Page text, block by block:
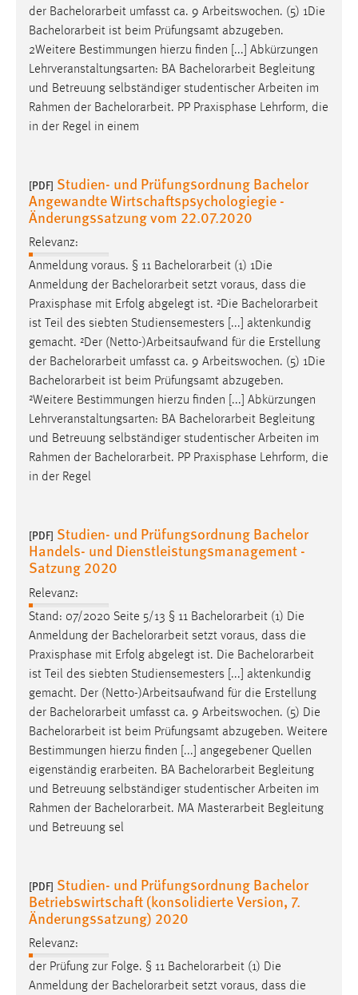
der Bachelorarbeit umfasst ca. 9 Arbeitswochen. (5) 1Die
Bachelorarbeit ist beim Prüfungsamt abzugeben.
2Weitere Bestimmungen hierzu finden [...] Abkürzungen
Lehrveranstaltungsarten: BA Bachelorarbeit Begleitung
und Betreuung selbständiger studentischer Arbeiten im
Rahmen der Bachelorarbeit. PP Praxisphase Lehrform, die
in der Regel in einem
[PDF] Studien- und Prüfungsordnung Bachelor
Angewandte Wirtschaftspsychologiegie -
Änderungssatzung vom 22.07.2020
Relevanz:
Anmeldung voraus. § 11 Bachelorarbeit (1) 1Die
Anmeldung der Bachelorarbeit setzt voraus, dass die
Praxisphase mit Erfolg abgelegt ist. ²Die Bachelorarbeit
ist Teil des siebten Studiensemesters [...] aktenkundig
gemacht. ²Der (Netto-)Arbeitsaufwand für die Erstellung
der Bachelorarbeit umfasst ca. 9 Arbeitswochen. (5) 1Die
Bachelorarbeit ist beim Prüfungsamt abzugeben.
²Weitere Bestimmungen hierzu finden [...] Abkürzungen
Lehrveranstaltungsarten: BA Bachelorarbeit Begleitung
und Betreuung selbständiger studentischer Arbeiten im
Rahmen der Bachelorarbeit. PP Praxisphase Lehrform, die
in der Regel
[PDF] Studien- und Prüfungsordnung Bachelor
Handels- und Dienstleistungsmanagement -
Satzung 2020
Relevanz:
Stand: 07/2020 Seite 5/13 § 11 Bachelorarbeit (1) Die
Anmeldung der Bachelorarbeit setzt voraus, dass die
Praxisphase mit Erfolg abgelegt ist. Die Bachelorarbeit
ist Teil des siebten Studiensemesters [...] aktenkundig
gemacht. Der (Netto-)Arbeitsaufwand für die Erstellung
der Bachelorarbeit umfasst ca. 9 Arbeitswochen. (5) Die
Bachelorarbeit ist beim Prüfungsamt abzugeben. Weitere
Bestimmungen hierzu finden [...] angegebener Quellen
eigenständig erarbeiten. BA Bachelorarbeit Begleitung
und Betreuung selbständiger studentischer Arbeiten im
Rahmen der Bachelorarbeit. MA Masterarbeit Begleitung
und Betreuung sel
[PDF] Studien- und Prüfungsordnung Bachelor
Betriebswirtschaft (konsolidierte Version, 7.
Änderungssatzung) 2020
Relevanz:
der Prüfung zur Folge. § 11 Bachelorarbeit (1) Die
Anmeldung der Bachelorarbeit setzt voraus, dass die